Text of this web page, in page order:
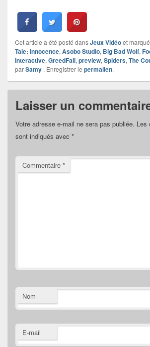
Cet article a été posté dansJeux Vidéoet
Tale: Innocence, Asobo Studio, Big Bad Wolf,
Interactive, GreedFall, preview, Spiders, The
parSamy . Enregistrer le permalien.
Laisser un
Votre adresse e-mail ne sera pas publiée. Les
sont indiqués avec *
Commentaire *
Nom
E-mail